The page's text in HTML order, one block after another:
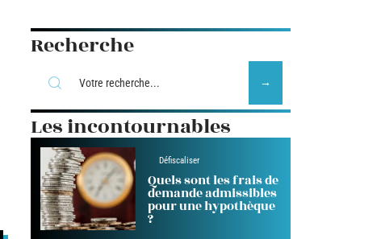
Recherche
Les incontournables
Défiscaliser
Quels sont les frais de
demande admissibles
pour une hypothèque
?